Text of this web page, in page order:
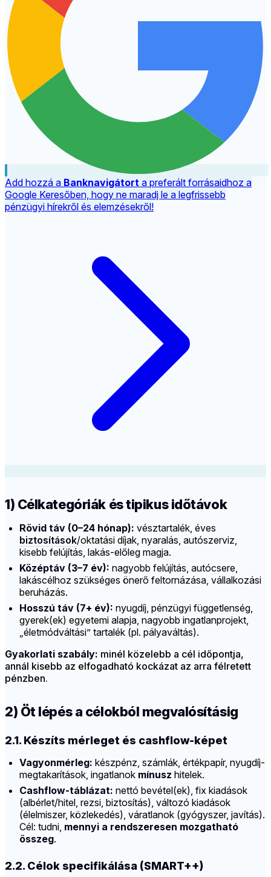
Add hozzá a Banknavigátort a preferált forrásaidhoz a
Google Keresőben, hogy ne maradj le a legfrissebb
pénzügyi hírekről és elemzésekről!
1) Célkategóriák és tipikus időtávok
Rövid táv (0–24 hónap): vésztartalék, éves
biztosítások/oktatási díjak, nyaralás, autószerviz,
kisebb felújítás, lakás-előleg magja.
Középtáv (3–7 év): nagyobb felújítás, autócsere,
lakáscélhoz szükséges önerő feltornázása, vállalkozási
beruházás.
Hosszú táv (7+ év): nyugdíj, pénzügyi függetlenség,
gyerek(ek) egyetemi alapja, nagyobb ingatlanprojekt,
„életmódváltási” tartalék (pl. pályaváltás).
Gyakorlati szabály: minél közelebb a cél időpontja,
annál kisebb az elfogadható kockázat az arra félretett
pénzben.
2) Öt lépés a célokból megvalósításig
2.1. Készíts mérleget és cashflow-képet
Vagyonmérleg: készpénz, számlák, értékpapír, nyugdíj-
megtakarítások, ingatlanok mínusz hitelek.
Cashflow-táblázat: nettó bevétel(ek), fix kiadások
(albérlet/hitel, rezsi, biztosítás), változó kiadások
(élelmiszer, közlekedés), váratlanok (gyógyszer, javítás).
Cél: tudni, mennyi a rendszeresen mozgatható
összeg.
2.2. Célok specifikálása (SMART++)